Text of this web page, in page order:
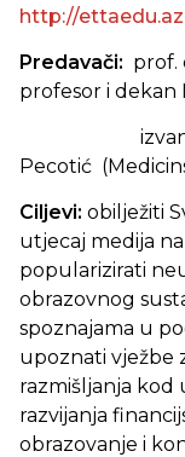
http://
Predavači: prof.
profesor i
izvanredni
Pecotić
Ciljevi: obilježiti
utjecaj medija
popularizirati
obrazovnog
spoznajama u
upoznati vježbe
razmišljanja kod
razvijanja
obrazovanje i